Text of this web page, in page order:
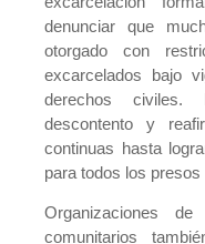
denunciar que
otorgado con
excarcelados bajo
derechos civiles.
descontento y
continuas hasta
para todos los presos
Organizaciones
comunitarios